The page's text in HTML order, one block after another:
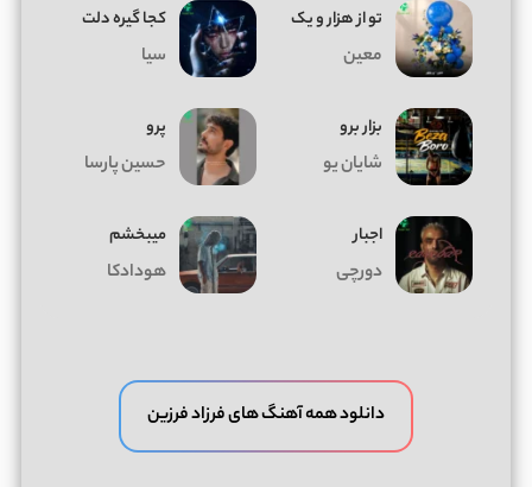
تو از هزار و یک
معین
کجا گیره دلت
سیا
بزار برو
شایان یو
پرو
حسین پارسا
اجبار
دورچی
میبخشم
هودادکا
دانلود همه آهنگ های فرزاد فرزین